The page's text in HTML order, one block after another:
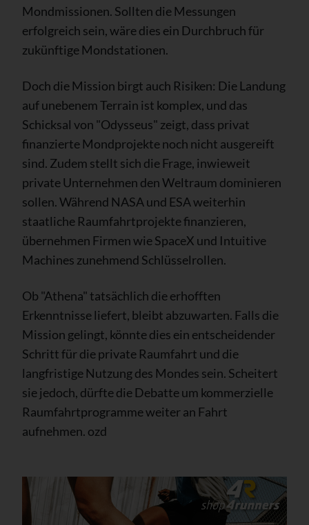
Mondmissionen. Sollten die Messungen
erfolgreich sein, wäre dies ein Durchbruch für
zukünftige Mondstationen.
Doch die Mission birgt auch Risiken: Die Landung
auf unebenem Terrain ist komplex, und das
Schicksal von "Odysseus" zeigt, dass privat
finanzierte Mondprojekte noch nicht ausgereift
sind. Zudem stellt sich die Frage, inwieweit
private Unternehmen den Weltraum dominieren
sollen. Während NASA und ESA weiterhin
staatliche Raumfahrtprojekte finanzieren,
übernehmen Firmen wie SpaceX und Intuitive
Machines zunehmend Schlüsselrollen.
Ob "Athena" tatsächlich die erhofften
Erkenntnisse liefert, bleibt abzuwarten. Falls die
Mission gelingt, könnte dies ein entscheidender
Schritt für die private Raumfahrt und die
langfristige Nutzung des Mondes sein. Scheitert
sie jedoch, dürfte die Debatte um kommerzielle
Raumfahrtprogramme weiter an Fahrt
aufnehmen. ozd